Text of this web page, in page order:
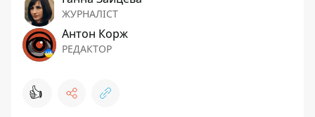
ЖУРНАЛІСТ
Антон Корж
РЕДАКТОР
👍